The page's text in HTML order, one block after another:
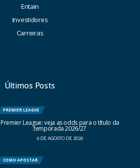
Entain
Investidores
Carreiras
Últimos Posts
PREMIER LEAGUE
Premier League: veja as odds para o título da
temporada 2026/27
6 DE AGOSTO DE 2026
COMO APOSTAR